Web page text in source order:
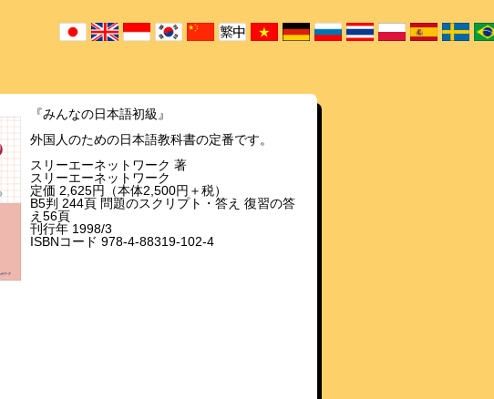
『みんなの日本語初級』
外国人のための日本語教科書の定番です。
スリーエーネットワーク 著
スリーエーネットワーク
定価 2,625円（本体2,500円＋税）
B5判 244頁 問題のスクリプト・答え 復習の答
え56頁
刊行年 1998/3
ISBNコード 978-4-88319-102-4